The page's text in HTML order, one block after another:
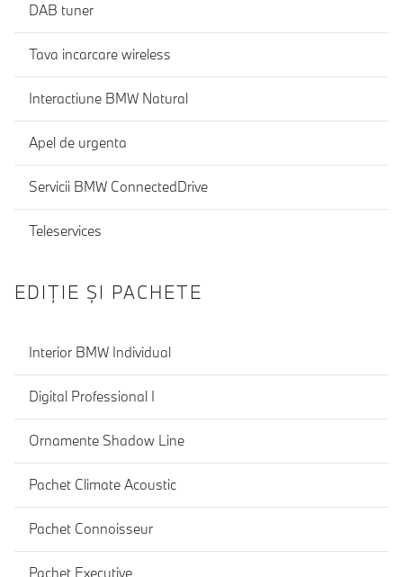
DAB tuner
Tava incarcare wireless
Interactiune BMW Natural
Apel de urgenta
Servicii BMW ConnectedDrive
Teleservices
EDIŢIE ŞI PACHETE
Interior BMW Individual
Digital Professional I
Ornamente Shadow Line
Pachet Climate Acoustic
Pachet Connoisseur
Pachet Executive